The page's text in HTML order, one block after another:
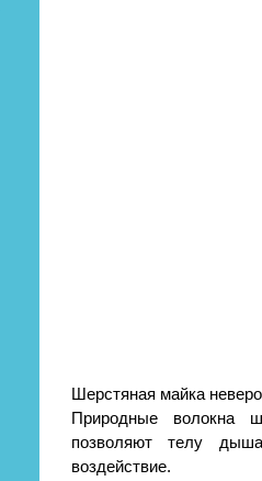
Шерстяная майка
Природные волокна
позволяют телу
воздействие.